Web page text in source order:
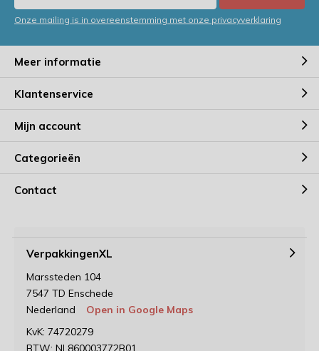
Onze mailing is in overeenstemming met onze privacyverklaring
Meer informatie
Klantenservice
Mijn account
Categorieën
Contact
VerpakkingenXL
Marssteden 104
7547 TD Enschede
Nederland
Open in Google Maps
KvK: 74720279
BTW: NL860003772B01